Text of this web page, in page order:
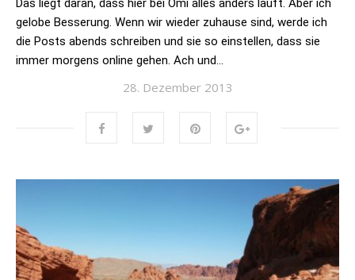
Das liegt daran, dass hier bei Omi alles anders läuft. Aber ich
gelobe Besserung. Wenn wir wieder zuhause sind, werde ich
die Posts abends schreiben und sie so einstellen, dass sie
immer morgens online gehen. Ach und…
28. Dezember 2013